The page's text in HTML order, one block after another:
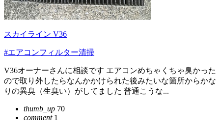
スカイライン V36
#エアコンフィルター清掃
V36オーナーさんに相談です エアコンめちゃくちゃ臭かった
ので取り外したらなんかかけられた後みたいな箇所からかな
りの異臭（生臭い）がしてました 普通こうな...
thumb_up 70
comment1